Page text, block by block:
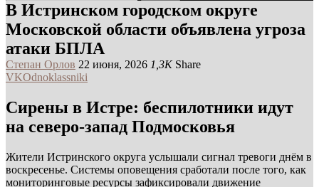
В Истринском городском округе
Московской области объявлена угроза
атаки БПЛА
Степан Орлов 22 июня, 2026 1,3K Share
VKOdnoklassniki
Сирены в Истре: беспилотники идут
на северо-запад Подмосковья
Жители Истринского округа услышали сигнал тревоги днём в
воскресенье. Системы оповещения сработали после того, как
мониторинговые ресурсы зафиксировали движение